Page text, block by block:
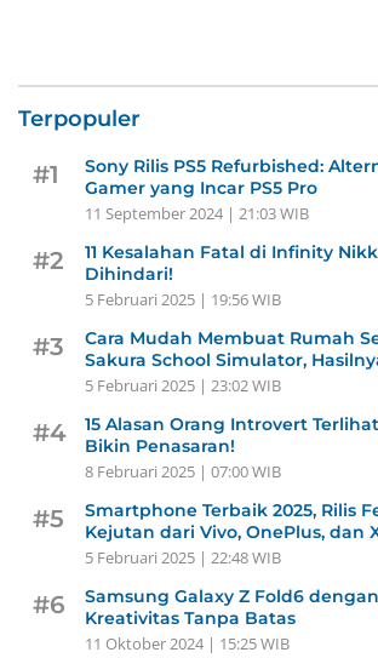
Terpopuler
#1
Sony Rilis PS5 Refurbished:
Gamer yang Incar PS5 Pro
11 September 2024 | 21:03 WIB
#2
11 Kesalahan Fatal di Infinity
Dihindari!
5 Februari 2025 | 19:56 WIB
#3
Cara Mudah Membuat Rumah
Sakura School Simulator,
5 Februari 2025 | 23:02 WIB
#4
15 Alasan Orang Introvert
Bikin Penasaran!
8 Februari 2025 | 07:00 WIB
#5
Smartphone Terbaik 2025, Rilis
Kejutan dari Vivo, OnePlus, dan
5 Februari 2025 | 22:48 WIB
#6
Samsung Galaxy Z Fold6
Kreativitas Tanpa Batas
11 Oktober 2024 | 15:25 WIB